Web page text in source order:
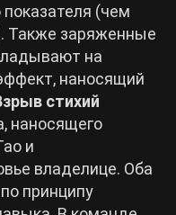
(чем
Также заряженные
на
наносящий
стихий
наносящего
и
владелице. Оба
принципу